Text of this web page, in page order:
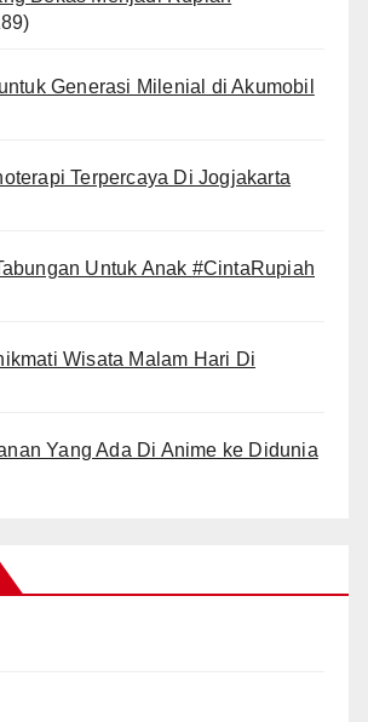
Generasi Milenial di Akumobil
Terpercaya Di Jogjakarta
Untuk Anak #CintaRupiah
Wisata Malam Hari Di
Yang Ada Di Anime ke Didunia